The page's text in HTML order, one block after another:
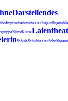
Darstellendes
ImprovisationstheaterJugend
KunstKurse
SchuleSchultheater